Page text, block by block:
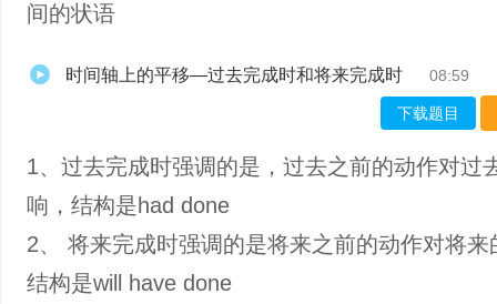
间的状语
时间轴上的平移—过去完成时和将来完成时 08:59
下载题目
1、过去完成时强调的是，过去之前的动作对过
响，结构是had done
2、 将来完成时强调的是将来之前的动作对将来
结构是will have done